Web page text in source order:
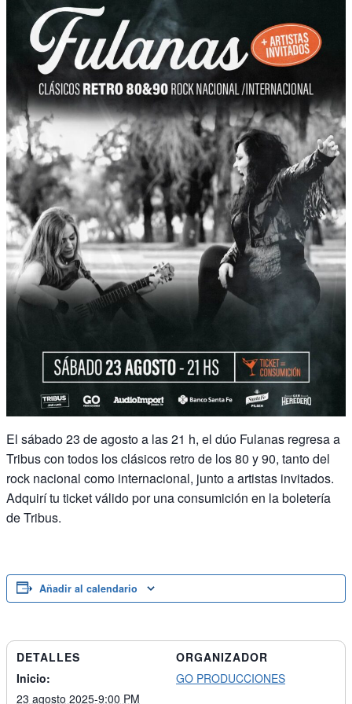
El sábado 23 de agosto a las 21 h, el dúo Fulanas regresa a
Tribus con todos los clásicos retro de los 80 y 90, tanto del
rock nacional como internacional, junto a artistas invitados.
Adquirí tu ticket válido por una consumición en la boletería
de Tribus.
Añadir al calendario
DETALLES
Inicio:
23 agosto 2025-9:00 PM
ORGANIZADOR
GO PRODUCCIONES